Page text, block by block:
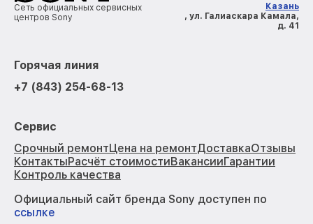
Сеть официальных сервисных
центров Sony
Казань
, ул. Галиаскара Камала,
д. 41
Горячая линия
+7 (843) 254-68-13
Сервис
Срочный ремонтЦена на ремонтДоставкаОтзывы
КонтактыРасчёт стоимостиВакансииГарантии
Контроль качества
Официальный сайт бренда Sony доступен по
ссылке